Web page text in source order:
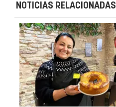
NOTICIAS RELACIONADAS